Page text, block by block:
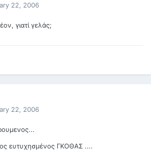
22, 2006
γιατί γελάς;
22, 2006
ευτυχησμένος ΓΚΟΘΑΣ ....